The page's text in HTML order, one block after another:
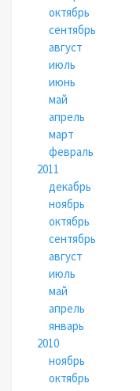
октябрь
сентябрь
август
июль
июнь
май
апрель
март
февраль
2011
декабрь
ноябрь
октябрь
сентябрь
август
июль
май
апрель
январь
2010
ноябрь
октябрь